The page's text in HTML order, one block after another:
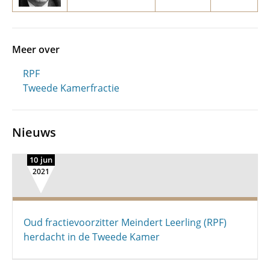
Meer over
RPF
Tweede Kamerfractie
Nieuws
10 jun
2021
Oud fractievoorzitter Meindert Leerling (RPF)
herdacht in de Tweede Kamer